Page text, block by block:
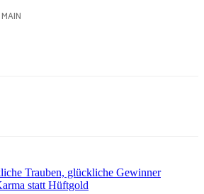
Trauben, glückliche Gewinner
statt Hüftgold